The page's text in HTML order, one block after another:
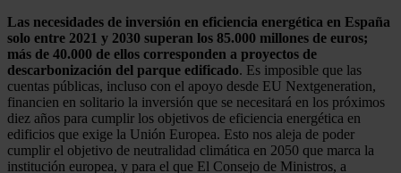
Las necesidades de inversión en eficiencia energética en España
solo entre 2021 y 2030 superan los 85.000 millones de euros;
más de 40.000 de ellos corresponden a proyectos de
descarbonización del parque edificado. Es imposible que las
cuentas públicas, incluso con el apoyo desde EU Nextgeneration,
financien en solitario la inversión que se necesitará en los próximos
diez años para cumplir los objetivos de eficiencia energética en
edificios que exige la Unión Europea. Esto nos aleja de poder
cumplir el objetivo de neutralidad climática en 2050 que marca la
institución europea, y para el que El Consejo de Ministros, a